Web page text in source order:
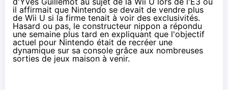
il affirmait que Nintendo se devait de vendre plus
de Wii U si la firme tenait à voir des exclusivités.
Hasard ou pas, le constructeur nippon a répondu
une semaine plus tard en expliquant que l'objectif
actuel pour Nintendo était de recréer une
dynamique sur sa console grâce aux nombreuses
sorties de jeux maison à venir.